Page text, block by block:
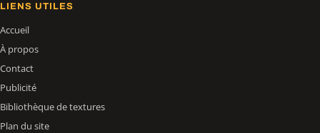
LIENS UTILES
Accueil
À propos
Contact
Publicité
Bibliothèque de textures
Plan du site